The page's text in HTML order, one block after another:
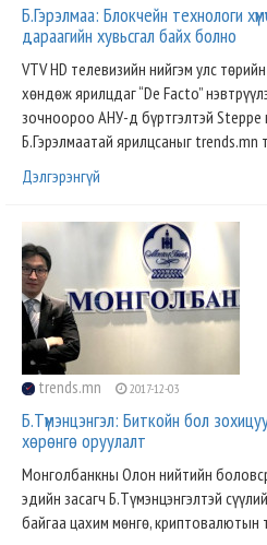
Б.Гэрэлмаа: Блокчейн технологи
дараагийн хувьсгал байх болно
VTV HD телевизийн нийгэм улс
хөндөж ярилцдаг “De Facto”
зочноороо АНУ-д бүртгэлтэй Steppe
Б.Гэрэлмаатай ярилцсаныг trends.mn
Дэлгэрэнгүй
trends.mn 2017-12-03
Б.Түмэнцэнгэл: Биткойн бол
хөрөнгө оруулалт
Монголбанкны Олон нийтийн
эдийн засагч Б.Түмэнцэнгэлтэй
байгаа цахим мөнгө, криптовалютын